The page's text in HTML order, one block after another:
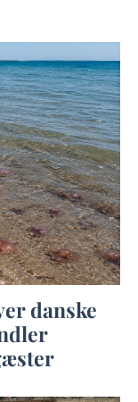
danske